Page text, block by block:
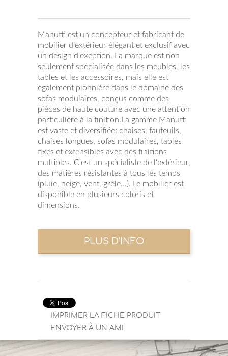
Manutti est un concepteur et fabricant de
mobilier d’extérieur élégant et exclusif avec
un design d'exeption. La marque est non
seulement spécialisée dans les meubles, les
tables et les accessoires, mais elle est
également pionnière dans le domaine des
sofas modulaires, conçus comme des
pièces de haute couture avec une attention
particulière à la finition.La gamme Manutti
est vaste et diversifiée: chaises, fauteuils,
chaises longues, sofas modulaires, tables
fixes et extensibles avec des finitions
multiples. C'est un spécialiste de l'extérieur,
des matières résistantes à tous les temps
(pluie, neige, vent, grêle...). Le mobilier est
disponible en plusieurs coloris et
dimensions.
IMPRIMER LA FICHE PRODUIT
ENVOYER À UN AMI